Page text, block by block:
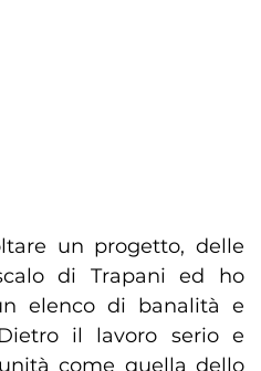
un progetto, delle
di Trapani ed ho
elenco di banalità e
il lavoro serio e
come quella dello